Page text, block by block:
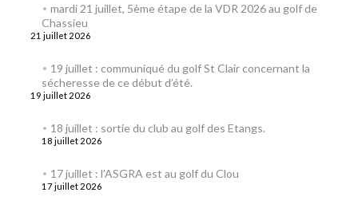
mardi 21 juillet, 5ème étape de la VDR 2026 au golf de
Chassieu
21 juillet 2026
19 juillet : communiqué du golf St Clair concernant la
sécheresse de ce début d’été.
19 juillet 2026
18 juillet : sortie du club au golf des Etangs.
18 juillet 2026
17 juillet : l’ASGRA est au golf du Clou
17 juillet 2026